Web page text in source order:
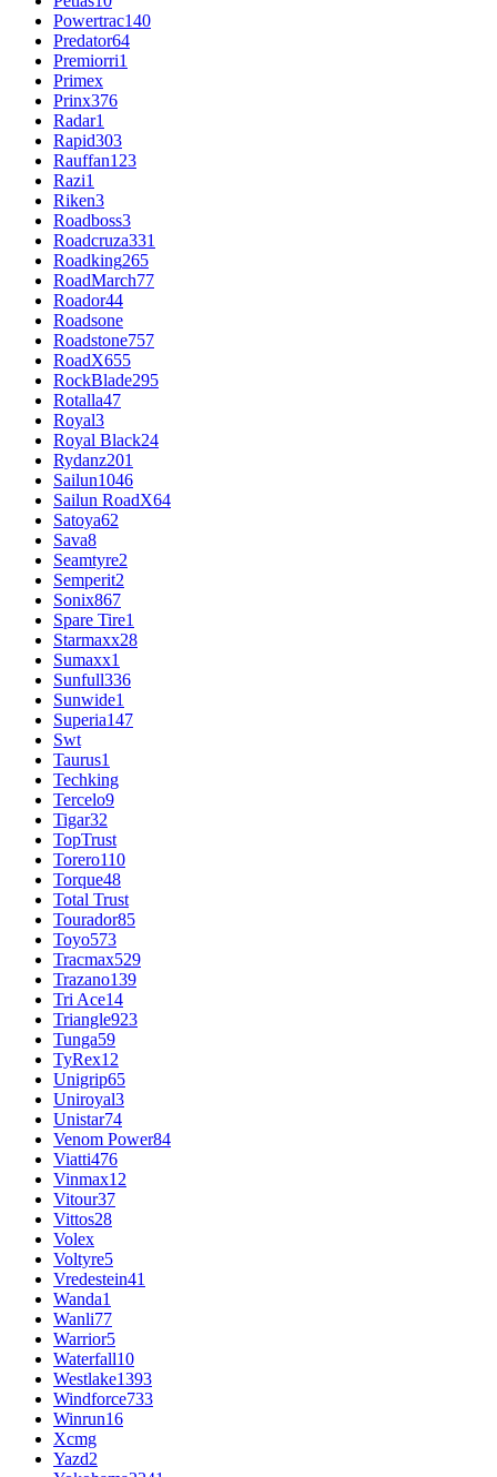
Powertrac140
Predator64
Premiorri1
Primex
Prinx376
Radar1
Rapid303
Rauffan123
Razi1
Riken3
Roadboss3
Roadcruza331
Roadking265
RoadMarch77
Roador44
Roadsone
Roadstone757
RoadX655
RockBlade295
Rotalla47
Royal3
Royal Black24
Rydanz201
Sailun1046
Sailun RoadX64
Satoya62
Sava8
Seamtyre2
Semperit2
Sonix867
Spare Tire1
Starmaxx28
Sumaxx1
Sunfull336
Sunwide1
Superia147
Swt
Taurus1
Techking
Tercelo9
Tigar32
TopTrust
Torero110
Torque48
Total Trust
Tourador85
Toyo573
Tracmax529
Trazano139
Tri Ace14
Triangle923
Tunga59
TyRex12
Unigrip65
Uniroyal3
Unistar74
Venom Power84
Viatti476
Vinmax12
Vitour37
Vittos28
Volex
Voltyre5
Vredestein41
Wanda1
Wanli77
Warrior5
Waterfall10
Westlake1393
Windforce733
Winrun16
Xcmg
Yazd2